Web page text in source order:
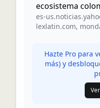
ecosistema
es-
lexlatin.com,
Hazte Pro para
más) y